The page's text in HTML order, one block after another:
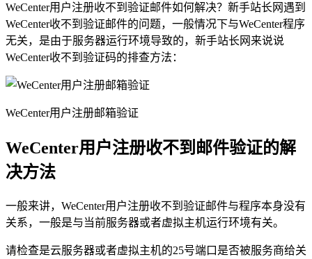
WeCenter用户注册收不到验证邮件如何解决？新手站长网遇到
WeCenter收不到验证邮件的问题，一般情况下与WeCenter程序
无关，是由于服务器运行环境导致的，新手站长网来说说
WeCenter收不到验证码的排查方法：
WeCenter用户注册邮箱验证
WeCenter用户注册收不到邮件验证的解
决方法
一般来讲，WeCenter用户注册收不到验证邮件与程序本身没有
关系，一般是与当前服务器或者虚拟主机运行环境有关。
请检查是云服务器或者虚拟主机的25号端口是否被服务商给关